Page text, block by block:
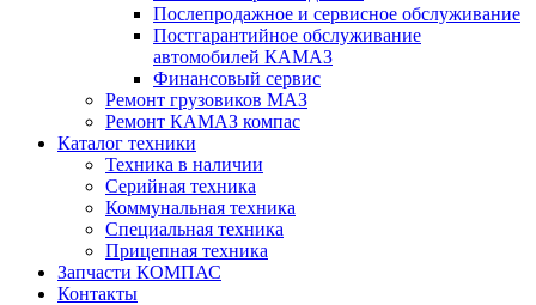
Послепродажное и сервисное обслуживание
Постгарантийное обслуживание
автомобилей КАМАЗ
Финансовый сервис
Ремонт грузовиков МАЗ
Ремонт КАМАЗ компас
Каталог техники
Техника в наличии
Серийная техника
Коммунальная техника
Специальная техника
Прицепная техника
Запчасти КОМПАС
Контакты